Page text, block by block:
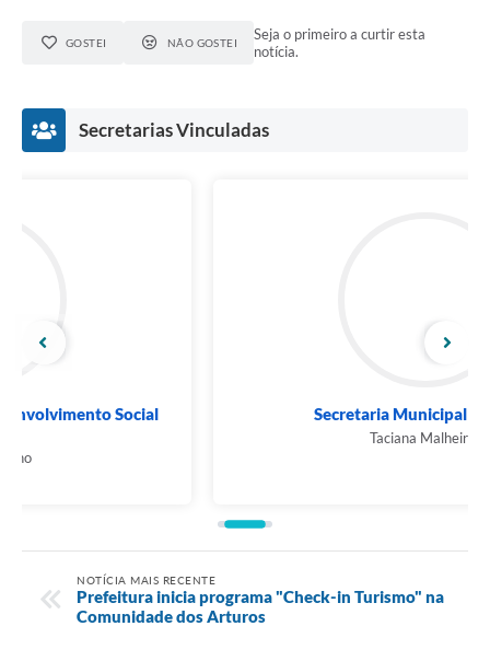
GOSTEI NÃO GOSTEI
Seja o primeiro a curtir esta
notícia.
Secretarias Vinculadas
Secretaria Municipal de Saúde
NOTÍCIA MAIS RECENTE
Prefeitura inicia programa "Check-in Turismo" na
Comunidade dos Arturos